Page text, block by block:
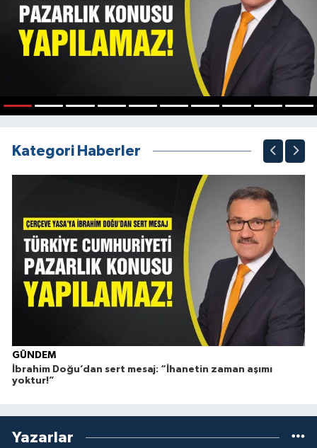
Kategori Haberler
GÜNDEM
İbrahim Doğu’dan sert mesaj: “İhanetin zaman aşımı
yoktur!”
Yazarlar